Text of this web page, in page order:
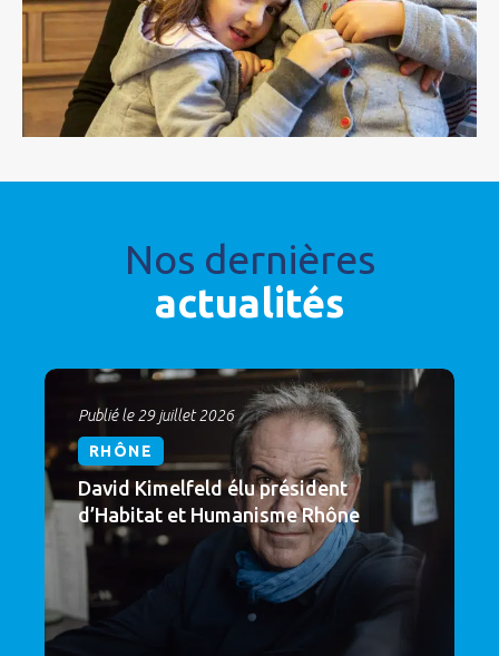
Nos dernières
actualités
Publié le 29 juillet 2026
RHÔNE
David Kimelfeld élu président
d’Habitat et Humanisme Rhône